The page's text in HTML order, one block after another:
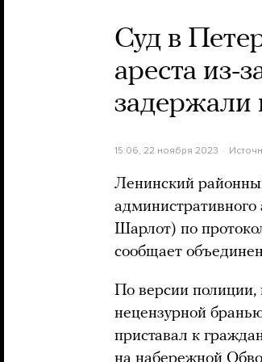
Суд в
ареста из-
задержали
15:06, 22 ноября 2023
Ленинский
Шарлот) по
сообщает
По версии
нецензурной
приставал к
на набережной